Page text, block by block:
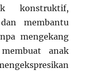
konstruktif,
membantu
mengekang
anak